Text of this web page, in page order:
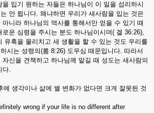
입기 원하는 자들은 하나님이 이 일을 섭리하시
안 됩니다. 왜냐하면 우리가 새사람을 입는 것은
니라 하나님의 역사를 통해서만 얻을 수 있기 때
운 심령을 주시는 분도 하나님이시며( 겔 36:26),
유혹을 물리치고 새 생활을 할 수 있는 것도 우리를
시는 성령의(롬 8:26) 도우심 때문입니다. 따라서
신을 견책하고 하나님께 맡길 때 성도는 새사람의
다.
에 생각이나 삶에 별 변화가 없다면 크게 잘못된 것
wrong if your life is no different after